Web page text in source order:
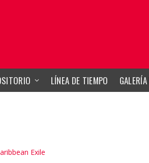
LÍNEA DE TIEMPO
Exile